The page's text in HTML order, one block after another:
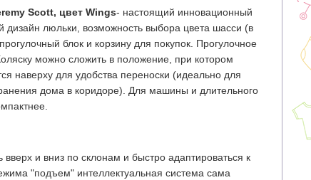
Scott, цвет Wings- настоящий инновационный
люльки, возможность выбора цвета шасси (в
блок и корзину для покупок. Прогулочное
можно сложить в положение, при котором
наверху для удобства переноски (идеально для
дома в коридоре). Для машины и длительного
вверх и вниз по склонам и быстро адаптироваться к
"подъем" интеллектуальная система сама